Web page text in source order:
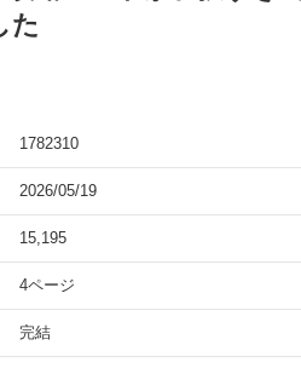
た
1782310
2026/05/19
15,195
4ページ
完結